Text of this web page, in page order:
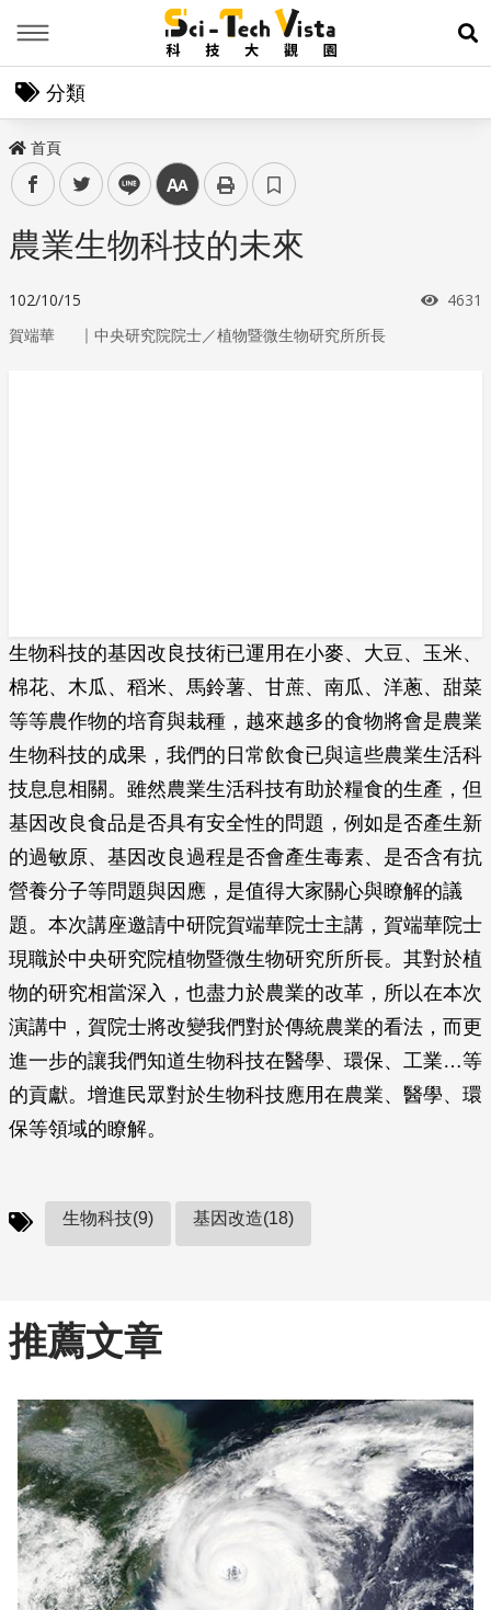
展
分類
首頁
facebooktwitter line 中
農業生物科技的未來
102/10/15 瀏覽
4631
賀端華 ｜ 中央研究院院士／植物暨微生物研究所所長
生物科技的基因改良技術已運用在小麥、大豆、玉米、
棉花、木瓜、稻米、馬鈴薯、甘蔗、南瓜、洋蔥、甜菜
等等農作物的培育與栽種，越來越多的食物將會是農業
生物科技的成果，我們的日常飲食已與這些農業生活科
技息息相關。雖然農業生活科技有助於糧食的生產，但
基因改良食品是否具有安全性的問題，例如是否產生新
的過敏原、基因改良過程是否會產生毒素、是否含有抗
營養分子等問題與因應，是值得大家關心與瞭解的議
題。本次講座邀請中研院賀端華院士主講，賀端華院士
現職於中央研究院植物暨微生物研究所所長。其對於植
物的研究相當深入，也盡力於農業的改革，所以在本次
演講中，賀院士將改變我們對於傳統農業的看法，而更
進一步的讓我們知道生物科技在醫學、環保、工業…等
的貢獻。增進民眾對於生物科技應用在農業、醫學、環
保等領域的瞭解。
生物科技(9) 基因改造(18)
推薦文章